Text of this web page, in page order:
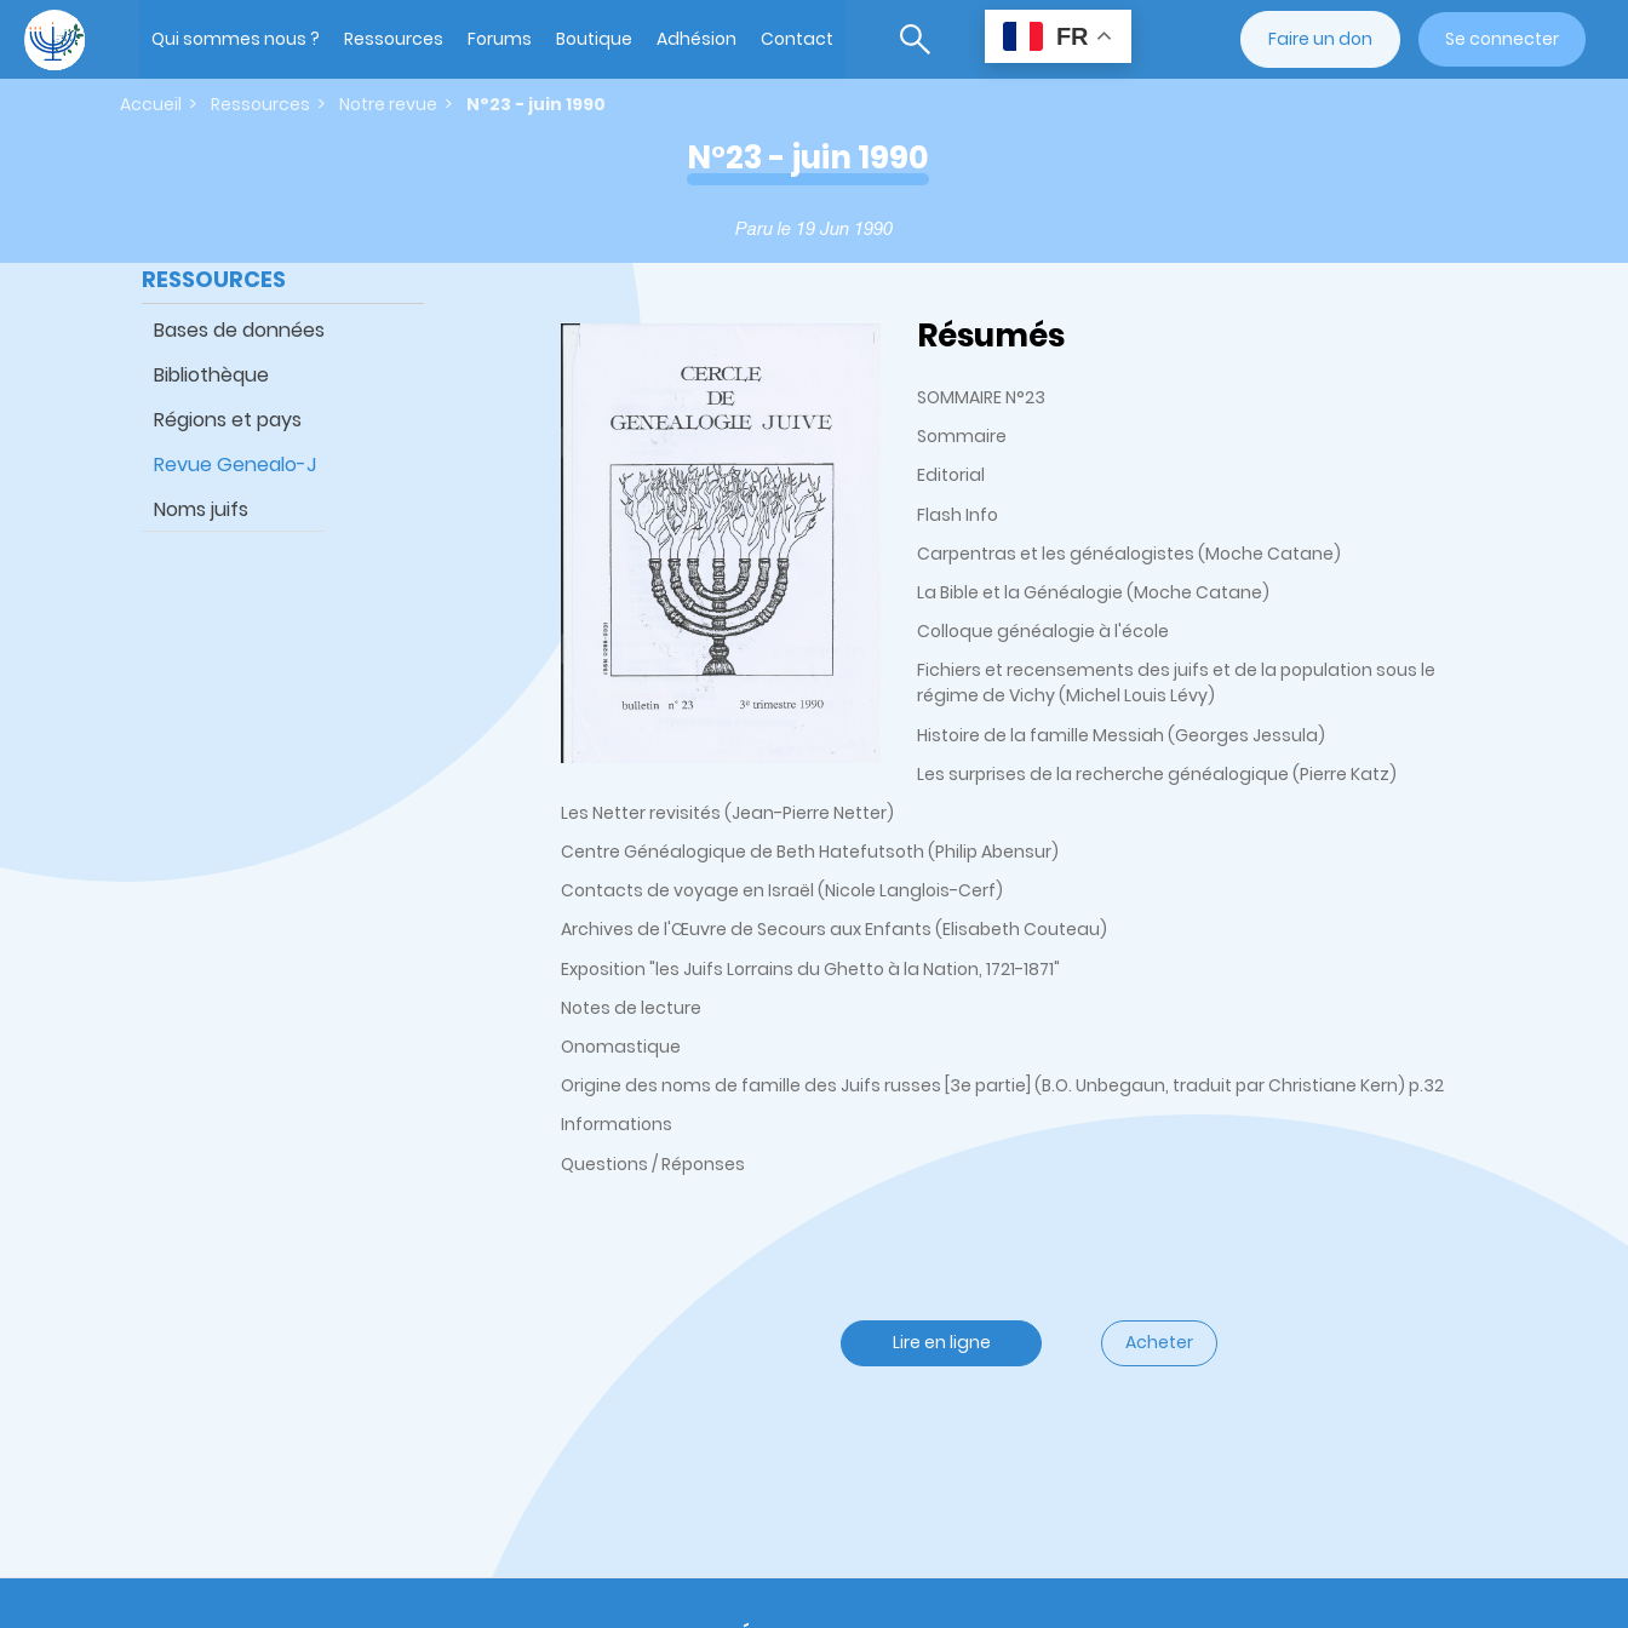
contenu
principal
navigation
Qui sommes nous ? Ressources Forums Boutique Adhésion Contact FR Faire un don Se connecter
Accueil Ressources Notre revue N°23 - juin 1990
N°23 - juin 1990
Paru le 19 Jun 1990
RESSOURCES
Bases de données
Bibliothèque
Régions et pays
Revue Genealo-J
Noms juifs
Résumés
SOMMAIRE N°23
Sommaire
Editorial
Flash Info
Carpentras et les généalogistes (Moche Catane)
La Bible et la Généalogie (Moche Catane)
Colloque généalogie à l'école
Fichiers et recensements des juifs et de la population sous le
régime de Vichy (Michel Louis Lévy)
Histoire de la famille Messiah (Georges Jessula)
Les surprises de la recherche généalogique (Pierre Katz)
Les Netter revisités (Jean-Pierre Netter)
Centre Généalogique de Beth Hatefutsoth (Philip Abensur)
Contacts de voyage en Israël (Nicole Langlois-Cerf)
Archives de l'Œuvre de Secours aux Enfants (Elisabeth Couteau)
Exposition "les Juifs Lorrains du Ghetto à la Nation, 1721-1871"
Notes de lecture
Onomastique
Origine des noms de famille des Juifs russes [3e partie] (B.O. Unbegaun, traduit par Christiane Kern) p.32
Informations
Questions / Réponses
Lire en ligne Acheter